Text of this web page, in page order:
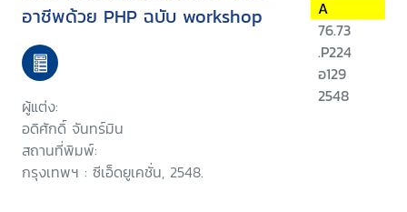
อาชีพด้วย PHP ฉบับ workshop
ผู้แต่ง:
อดิศักดิ์ จันทร์มิน
สถานที่พิมพ์:
กรุงเทพฯ : ซีเอ็ดยูเคชั่น, 2548.
A
76.73
.P224
อ129
2548